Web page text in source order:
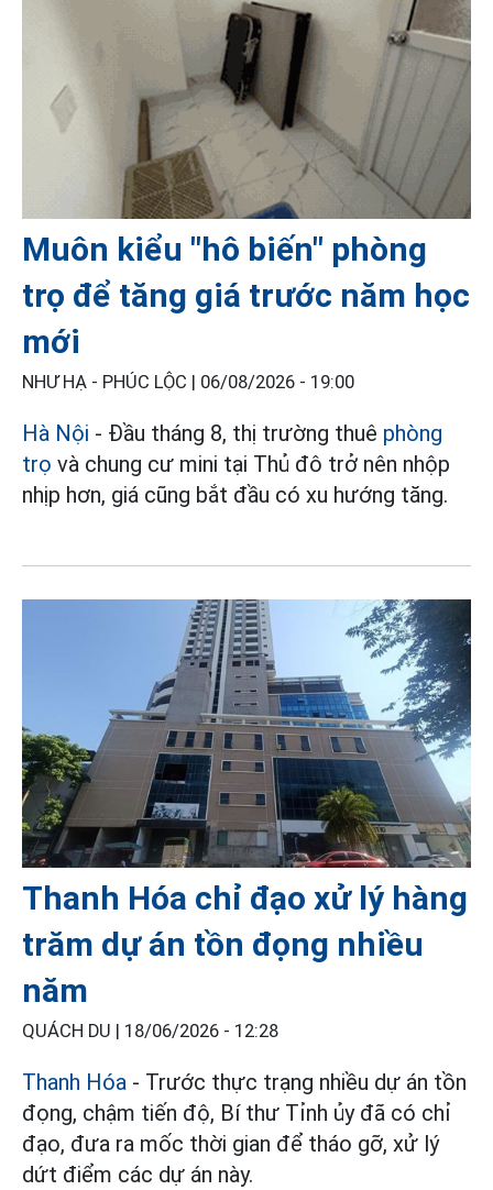
Muôn kiểu "hô biến" phòng
trọ để tăng giá trước năm học
mới
NHƯ HẠ - PHÚC LỘC | 06/08/2026 - 19:00
Hà Nội - Đầu tháng 8, thị trường thuê phòng
trọ và chung cư mini tại Thủ đô trở nên nhộp
nhịp hơn, giá cũng bắt đầu có xu hướng tăng.
Thanh Hóa chỉ đạo xử lý hàng
trăm dự án tồn đọng nhiều
năm
QUÁCH DU | 18/06/2026 - 12:28
Thanh Hóa - Trước thực trạng nhiều dự án tồn
đọng, chậm tiến độ, Bí thư Tỉnh ủy đã có chỉ
đạo, đưa ra mốc thời gian để tháo gỡ, xử lý
dứt điểm các dự án này.